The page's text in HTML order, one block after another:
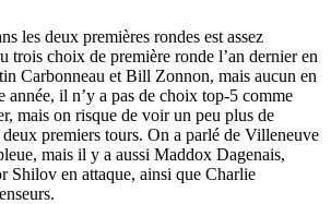
les deux premières rondes est assez
trois choix de première ronde l’an dernier en
Carbonneau et Bill Zonnon, mais aucun en
année, il n’y a pas de choix top-5 comme
mais on risque de voir un peu plus de
premiers tours. On a parlé de Villeneuve
mais il y a aussi Maddox Dagenais,
Shilov en attaque, ainsi que Charlie